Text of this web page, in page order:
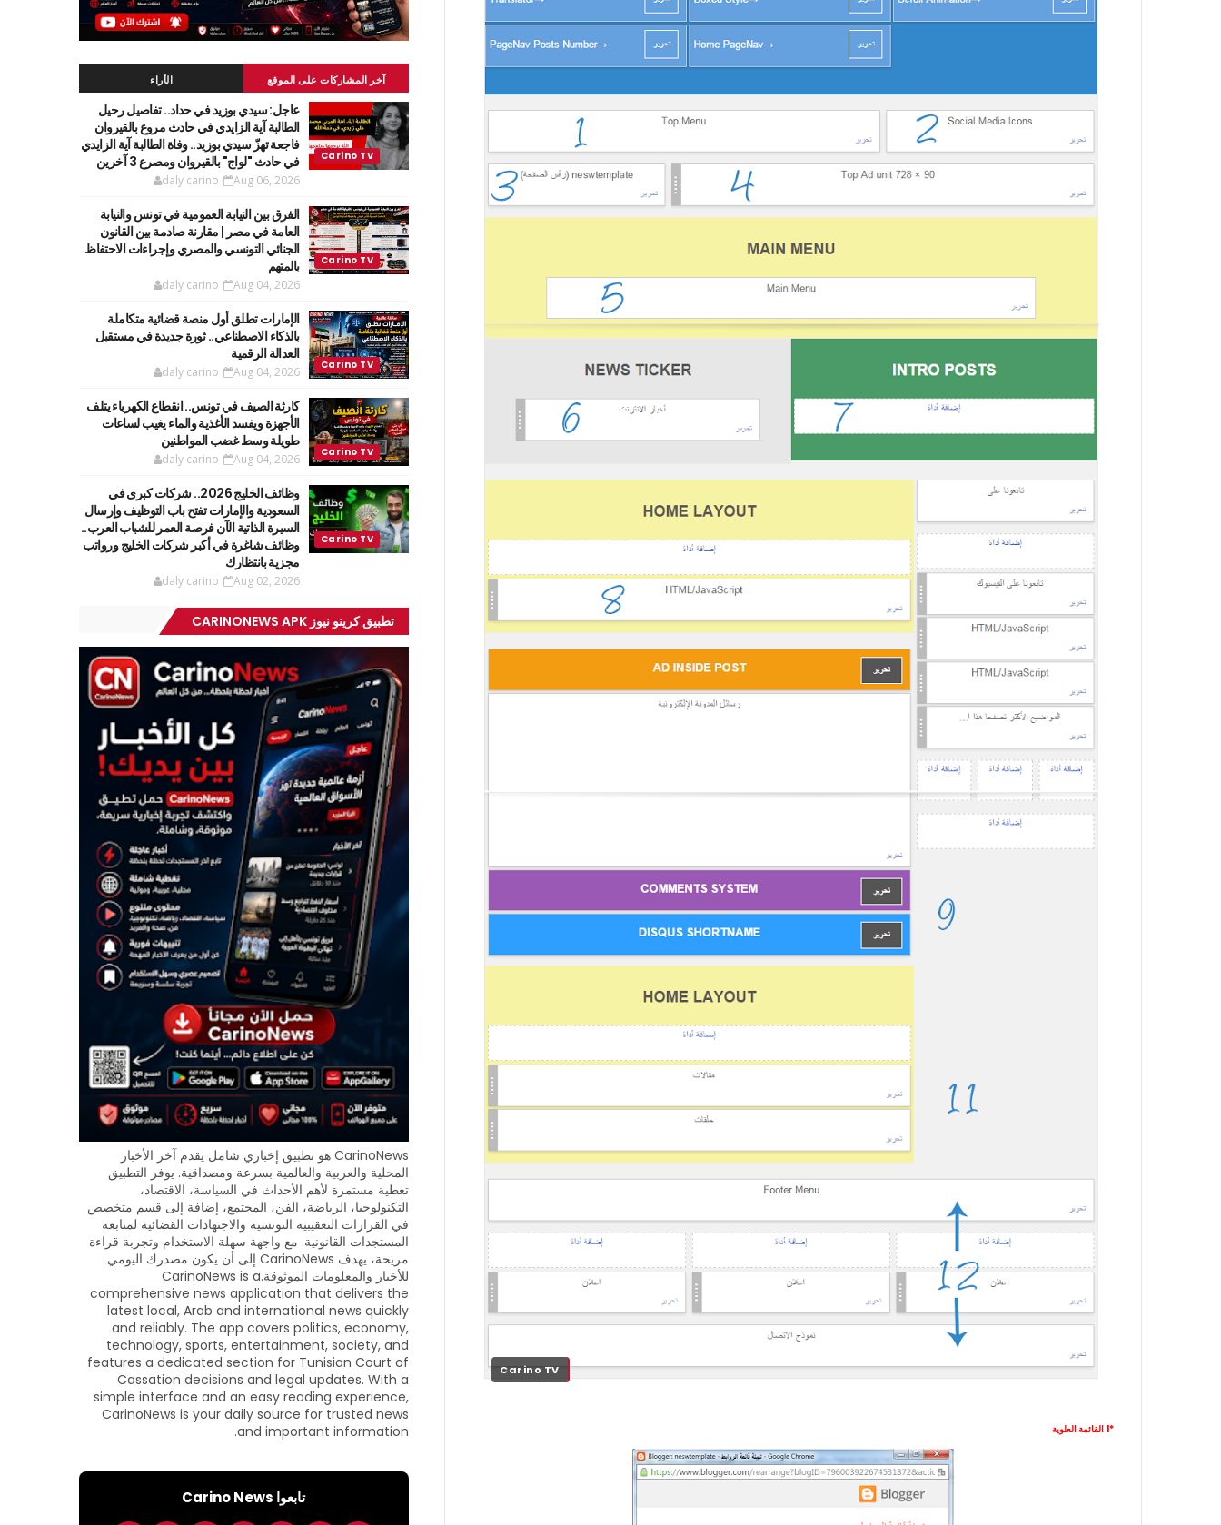
Carino TV
*1 القائمة العلوية
آخر المشاركات على الموقع الأراء
عاجل: سيدي بوزيد في حداد.. تفاصيل رحيل
الطالبة آية الزايدي في حادث مروع بالقيروان
فاجعة تهزّ سيدي بوزيد.. وفاة الطالبة آية الزايدي
في حادث "لواج" بالقيروان ومصرع 3 آخرين
daly carino Aug 06, 2026
الفرق بين النيابة العمومية في تونس والنيابة
العامة في مصر | مقارنة صادمة بين القانون
الجنائي التونسي والمصري وإجراءات الاحتفاظ
بالمتهم
daly carino Aug 04, 2026
الإمارات تطلق أول منصة قضائية متكاملة
بالذكاء الاصطناعي.. ثورة جديدة في مستقبل
العدالة الرقمية
daly carino Aug 04, 2026
كارثة الصيف في تونس.. انقطاع الكهرباء يتلف
الأجهزة ويفسد الأغذية والماء يغيب لساعات
طويلة وسط غضب المواطنين
daly carino Aug 04, 2026
وظائف الخليج 2026.. شركات كبرى في
السعودية والإمارات تفتح باب التوظيف وإرسال
السيرة الذاتية الآن فرصة العمر للشباب العرب..
وظائف شاغرة في أكبر شركات الخليج ورواتب
مجزية بانتظارك
daly carino Aug 02, 2026
تطبيق كرينو نيوز CARINONEWS APK
CarinoNews هو تطبيق إخباري شامل يقدم آخر الأخبار
المحلية والعربية والعالمية بسرعة ومصداقية. يوفر التطبيق
تغطية مستمرة لأهم الأحداث في السياسة، الاقتصاد،
التكنولوجيا، الرياضة، الفن، المجتمع، إضافة إلى قسم متخصص
في القرارات التعقيبية التونسية والاجتهادات القضائية لمتابعة
المستجدات القانونية. مع واجهة سهلة الاستخدام وتجربة قراءة
مريحة، يهدف CarinoNews إلى أن يكون مصدرك اليومي
للأخبار والمعلومات الموثوقة.CarinoNews is a
comprehensive news application that delivers the
latest local, Arab and international news quickly
and reliably. The app covers politics, economy,
technology, sports, entertainment, society, and
features a dedicated section for Tunisian Court of
Cassation decisions and legal updates. With a
simple interface and an easy reading experience,
CarinoNews is your daily source for trusted news
and important information.
تابعوا Carino News